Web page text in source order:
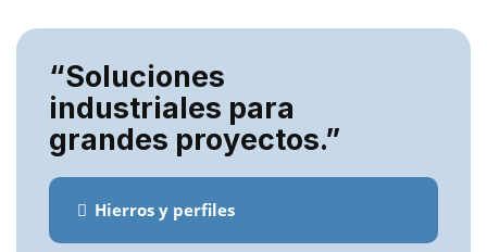
“Soluciones
industriales para
grandes proyectos.”
Hierros y perfiles